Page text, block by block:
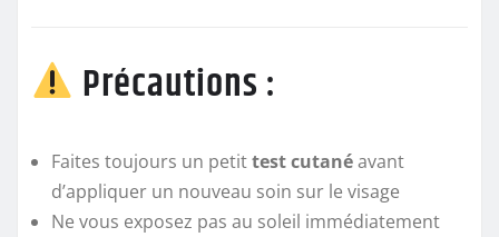
Précautions :
Faites toujours un petittest cutanéavant
d’appliquer un nouveau soin sur le visage
Ne vous exposez pas au soleil immédiatement